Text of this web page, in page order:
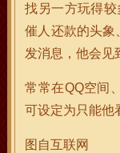
找另一方玩得
催人还款的头象
发消息，他会见
常常在QQ空间
可设定为只能他
图自互联网